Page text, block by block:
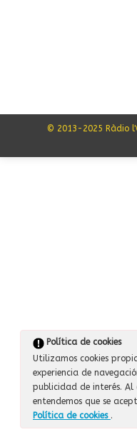
© 2013-2025 Ràdio
Política de cookies
Utilizamos cookies
experiencia de
publicidad de interés.
entendemos que se
Política de cookies .